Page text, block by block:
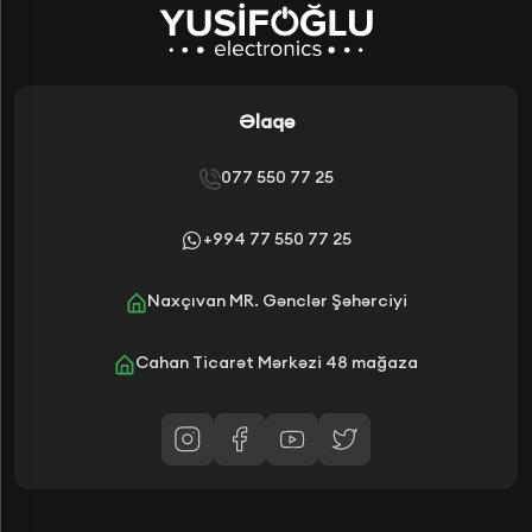
Əlaqə
077 550 77 25
+994 77 550 77 25
Naxçıvan MR. Gənclər Şəhərciyi
Cahan Ticarət Mərkəzi 48 mağaza